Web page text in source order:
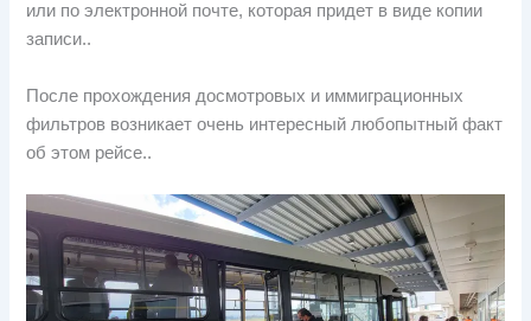
или по электронной почте, которая придет в виде копии
записи..
После прохождения досмотровых и иммиграционных
фильтров возникает очень интересный любопытный факт
об этом рейсе..